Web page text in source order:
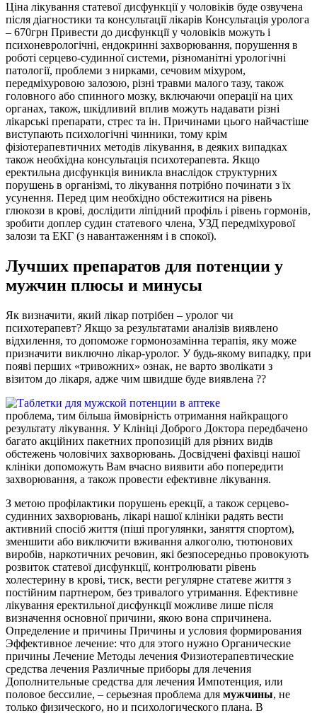
Ціна лікування статевої дисфункції у чоловіків буде озвучена
після діагностики та консультації лікарів Консультація уролога
– 670грн Привести до дисфункції у чоловіків можуть і
психоневрологічні, ендокринні захворювання, порушення в
роботі серцево-судинної системи, різноманітні урологічні
патології, проблеми з нирками, сечовим міхуром,
передміхуровою залозою, різні травми малого тазу, також
головного або спинного мозку, включаючи операції на цих
органах, також, шкідливий вплив можуть надавати різні
лікарські препарати, стрес та ін. Причинами цього найчастіше
виступають психологічні чинники, тому крім
фізіотерапевтичних методів лікування, в деяких випадках
також необхідна консультація психотерапевта. Якщо
еректильна дисфункція виникла внаслідок структурних
порушень в організмі, то лікування потрібно починати з їх
усунення. Перед цим необхідно обстежитися на рівень
глюкози в крові, дослідити ліпідний профіль і рівень гормонів,
зробити доплер судин статевого члена, УЗД передміхурової
залози та ЕКГ (з навантаженням і в спокої).
Лучших препаратов для потенции у
мужчин плюсы и минусы
Як визначити, який лікар потрібен – уролог чи
психотерапевт? Якщо за результатами аналізів виявлено
відхилення, то допоможе гормонозамінна терапія, яку може
призначити виключно лікар-уролог. У будь-якому випадку, при
появі перших «тривожних» ознак, не варто зволікати з
візитом до лікаря, адже чим швидше буде виявлена ??
проблема, тим більша ймовірність отримання найкращого
результату лікування. У Клініці Доброго Доктора передбачено
багато акційних пакетних пропозицій для різних видів
обстежень чоловічих захворювань. Досвідчені фахівці нашої
клініки допоможуть Вам вчасно виявити або попередити
захворювання, а також провести ефективне лікування.
З метою профілактики порушень ерекції, а також серцево-
судинних захворювань, лікарі нашої клініки радять вести
активний спосіб життя (піші прогулянки, заняття спортом),
зменшити або виключити вживання алкоголю, тютюнових
виробів, наркотичних речовин, які безпосередньо провокують
розвиток статевої дисфункції, контролювати рівень
холестерину в крові, тиск, вести регулярне статеве життя з
постійним партнером, без тривалого утримання. Ефективне
лікування еректильної дисфункції можливе лише після
визначення основної причини, якою вона спричинена.
Определение и причины Причины и условия формирования
Эффективное лечение: что для этого нужно Органические
причины Лечение Методы лечения Физиотерапевтические
средства лечения Различные приборы для лечения
Дополнительные средства для лечения Импотенция, или
половое бессилие, – серьезная проблема для мужчины, не
только физического, но и психологического плана. В